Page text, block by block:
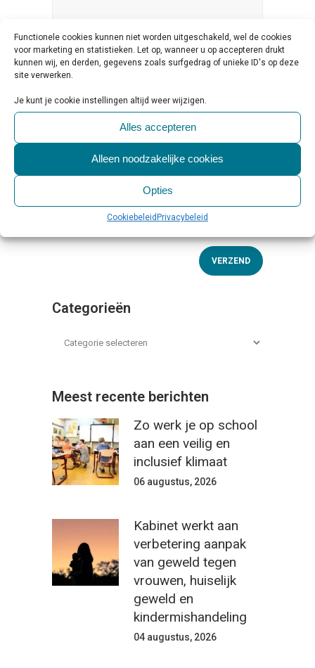
Functionele cookies kunnen niet worden uitgeschakeld, wel de cookies
voor marketing en statistieken. Let op, wanneer u op accepteren drukt
kunnen wij, en derden, gegevens zoals surfgedrag of unieke ID's op deze
site verwerken.
Je kunt je cookie instellingen altijd weer wijzigen.
Alles accepteren
Alleen noodzakelijke cookies
Opties
CookiebeleidPrivacybeleid
Categorieën
Meest recente berichten
Zo werk je op school
aan een veilig en
inclusief klimaat
06 augustus, 2026
Kabinet werkt aan
verbetering aanpak
van geweld tegen
vrouwen, huiselijk
geweld en
kindermishandeling
04 augustus, 2026